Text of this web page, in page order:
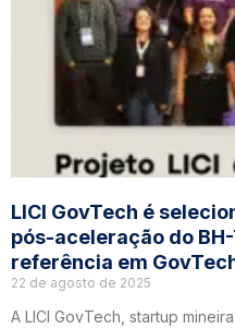
LICI GovTech é
pós-aceleração do
referência em
22 de agosto de 2025
A LICI GovTech, startup